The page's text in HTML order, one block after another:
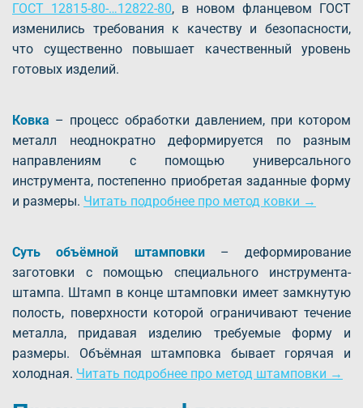
ГОСТ 12815-80-…12822-80, в новом фланцевом ГОСТ
изменились требования к качеству и безопасности,
что существенно повышает качественный уровень
готовых изделий.
Ковка – процесс обработки давлением, при котором
металл неоднократно деформируется по разным
направлениям с помощью универсального
инструмента, постепенно приобретая заданные форму
и размеры. Читать подробнее про метод ковки →
Суть объёмной штамповки– деформирование
заготовки с помощью специального инструмента-
штампа. Штамп в конце штамповки имеет замкнутую
полость, поверхности которой ограничивают течение
металла, придавая изделию требуемые форму и
размеры. Объёмная штамповка бывает горячая и
холодная. Читать подробнее про метод штамповки →